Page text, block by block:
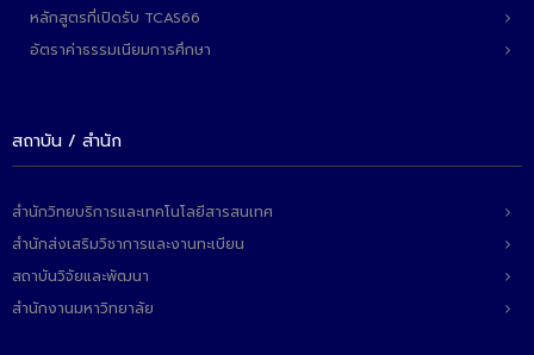
- - วิทยาศาสตร์ทั่วไป
ศูนย์บริการ
- ศูนย์เครื่องมือปฏิบัติการวิทยาศาสตร์
- ศูนย์สิ่งแวดล้อม
- ศูนย์ปัญญาประดิษฐ์เพื่อการศึกษา
หลักสูตรที่เปิดรับ TCAS66
อัตราค่าธรรมเนียมการศึกษา
สถาบัน / สำนัก
สำนักวิทยบริการและเทคโนโลยีสารสนเทศ
สำนักส่งเสริมวิชาการและงานทะเบียน
สถาบันวิจัยและพัฒนา
สำนักงานมหาวิทยาลัย